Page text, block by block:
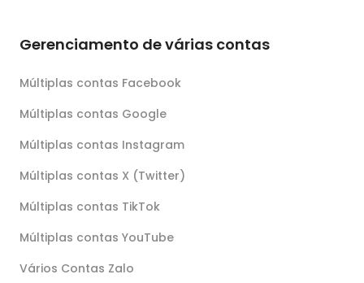
Gerenciamento de várias contas
Múltiplas contas Facebook
Múltiplas contas Google
Múltiplas contas Instagram
Múltiplas contas X (Twitter)
Múltiplas contas TikTok
Múltiplas contas YouTube
Vários Contas Zalo